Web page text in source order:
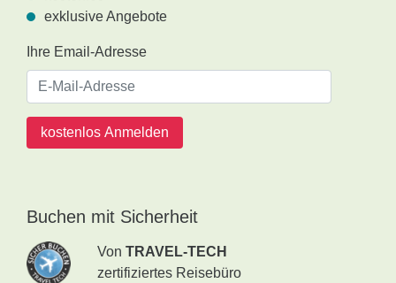
exklusive Angebote
Ihre Email-Adresse
kostenlos Anmelden
Buchen mit Sicherheit
Von TRAVEL-TECH
zertifiziertes Reisebüro